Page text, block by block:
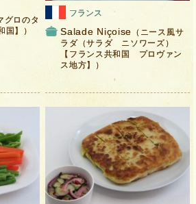
グロのタ
】）
フランス
Salade Niçoise （ニース風サ
ラダ（サラダ ニソワーズ）
【フランス共和国 プロヴァン
ス地方】）